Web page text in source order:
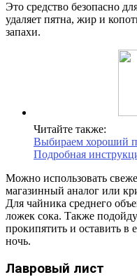
Это средство безопасно
удаляет пятна, жир и
запахи.
Читайте также:
Выбираем хороший
Подробная
Можно использовать
магазинный аналог или
Для чайника среднего
ложек сока. Также
прокипятить и оставить в
ночь.
Лавровый лист